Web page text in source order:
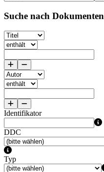
Suche nach Dokumenten
Identifikator
DDC
Typ